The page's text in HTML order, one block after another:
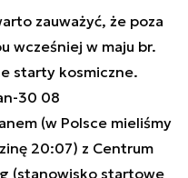
zauważyć, że poza
wcześniej w maju br.
starty kosmiczne.
30 08
(w Polsce mieliśmy
20:07) z Centrum
(stanowisko startowe